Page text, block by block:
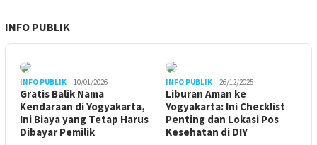
INFO PUBLIK
INFO PUBLIK 10/01/2026
Gratis Balik Nama
Kendaraan di Yogyakarta,
Ini Biaya yang Tetap Harus
Dibayar Pemilik
INFO PUBLIK 26/12/2025
Liburan Aman ke
Yogyakarta: Ini Checklist
Penting dan Lokasi Pos
Kesehatan di DIY